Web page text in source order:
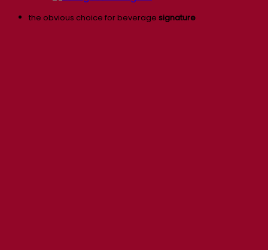
the obvious choice for beverage signature